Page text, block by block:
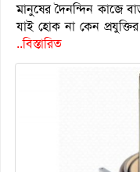
মানুষের দৈনন্দিন কাজে
যাই হোক না কেন
..বিস্তারিত